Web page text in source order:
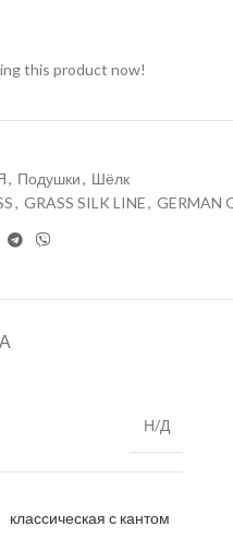
this product now!
, Подушки, Шёлк
, GRASS SILK LINE, GERMAN
Н/Д
классическая с кантом